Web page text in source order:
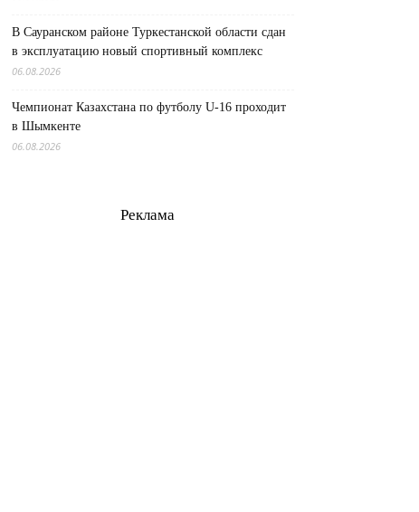
В Сауранском районе Туркестанской области сдан
в эксплуатацию новый спортивный комплекс
06.08.2026
Чемпионат Казахстана по футболу U-16 проходит
в Шымкенте
06.08.2026
Реклама